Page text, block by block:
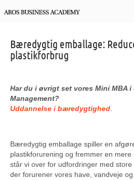
Bæredygtig emballage:
plastikforbrug
Har du i øvrigt set vores Mini MBA
Management?
Uddannelse i bæredygtighed
Bæredygtig emballage spiller en
plastikforurening og fremmer en
står vi over for udfordringer med
der forurener vores have, vandveje